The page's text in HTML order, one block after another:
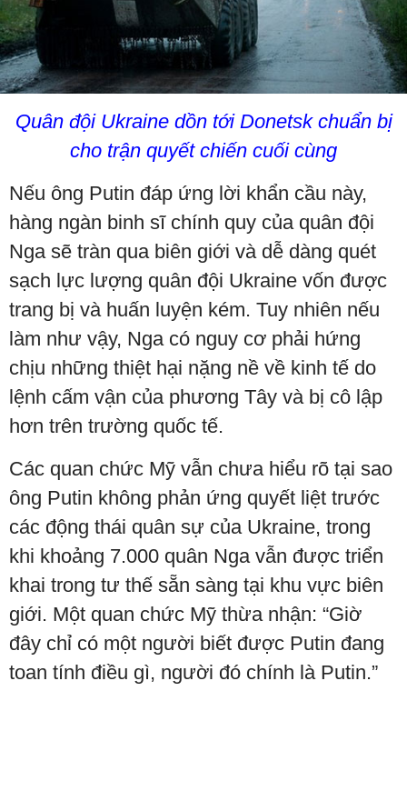
Quân đội Ukraine dồn tới Donetsk chuẩn bị
cho trận quyết chiến cuối cùng
Nếu ông Putin đáp ứng lời khẩn cầu này,
hàng ngàn binh sĩ chính quy của quân đội
Nga sẽ tràn qua biên giới và dễ dàng quét
sạch lực lượng quân đội Ukraine vốn được
trang bị và huấn luyện kém. Tuy nhiên nếu
làm như vậy, Nga có nguy cơ phải hứng
chịu những thiệt hại nặng nề về kinh tế do
lệnh cấm vận của phương Tây và bị cô lập
hơn trên trường quốc tế.
Các quan chức Mỹ vẫn chưa hiểu rõ tại sao
ông Putin không phản ứng quyết liệt trước
các động thái quân sự của Ukraine, trong
khi khoảng 7.000 quân Nga vẫn được triển
khai trong tư thế sẵn sàng tại khu vực biên
giới. Một quan chức Mỹ thừa nhận: “Giờ
đây chỉ có một người biết được Putin đang
toan tính điều gì, người đó chính là Putin.”